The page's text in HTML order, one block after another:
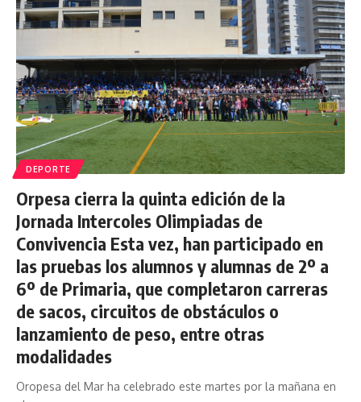
DEPORTE
Orpesa cierra la quinta edición de la
Jornada Intercoles Olimpiadas de
Convivencia Esta vez, han participado en
las pruebas los alumnos y alumnas de 2º a
6º de Primaria, que completaron carreras
de sacos, circuitos de obstáculos o
lanzamiento de peso, entre otras
modalidades
Oropesa del Mar ha celebrado este martes por la mañana en